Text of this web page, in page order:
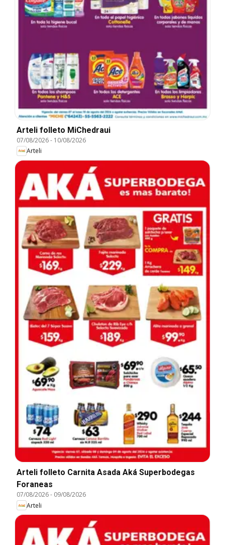
Arteli folleto MiChedraui
07/08/2026- 10/08/2026
Arteli
Arteli folleto Carnita Asada Aká Superbodegas
Foraneas
07/08/2026- 09/08/2026
Arteli